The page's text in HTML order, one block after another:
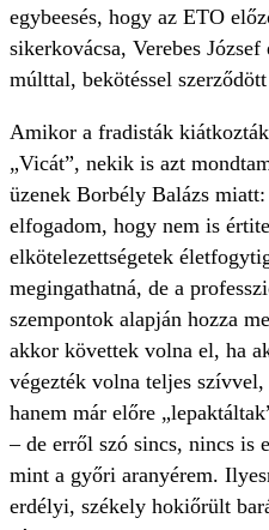
egybeesés, hogy az ETO
sikerkovácsa, Verebes
múlttal, bekötéssel
Amikor a fradisták
„Vicát”, nekik is azt
üzenek Borbély Balázs
elfogadom, hogy nem is
elkötelezettségetek
megingathatná, de a
szempontok alapján hozza
akkor követtek volna el, ha
végezték volna teljes szívvel,
hanem már előre
– de erről szó sincs, nincs is
mint a győri aranyérem.
erdélyi, székely hokiőrült